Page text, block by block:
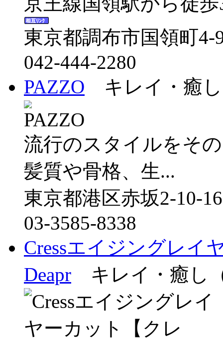
東京都調布市国領町
042-444-2280
PAZZO キレイ・癒
流行のスタイルをそ
髪質や骨格、生...
東京都港区赤坂2-10-
03-3585-8338
Cressエイジングレイ
Deapr キレイ・癒し